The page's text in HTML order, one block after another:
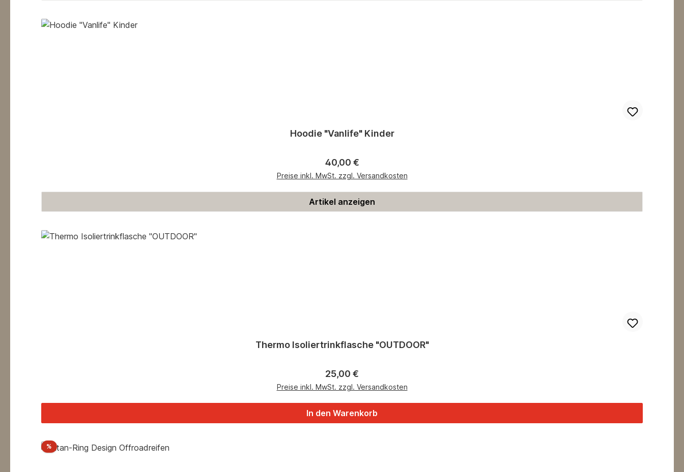
Hoodie "Vanlife" Kinder
Regulärer Preis:
40,00 €
Preise inkl. MwSt. zzgl. Versandkosten
Artikel anzeigen
Thermo Isoliertrinkflasche "OUTDOOR"
Regulärer Preis:
25,00 €
Preise inkl. MwSt. zzgl. Versandkosten
In den Warenkorb
% Rabatt